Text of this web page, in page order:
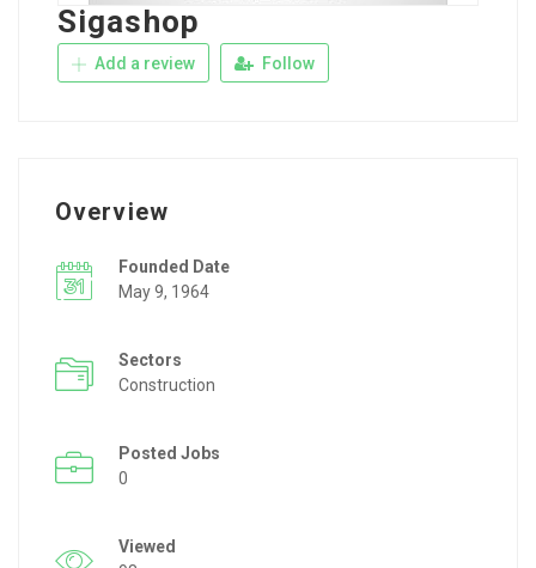
Sigashop
Add a review Follow
Overview
Founded Date
May 9, 1964
Sectors
Construction
Posted Jobs
0
Viewed